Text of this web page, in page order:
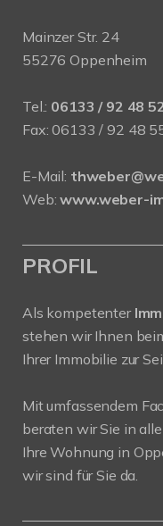
Mainzer Str. 24
55276 Oppenheim
Tel.: 06133 / 92 48
Fax: 06133 / 92 48
E-Mail:
Web:www.weber-
PROFIL
Als kompetenter
stehen wir Ihnen
Ihrer Immobilie zur
Mit umfassendem
beraten wir Sie in
Ihre Wohnung in
wir sind für Sie da.